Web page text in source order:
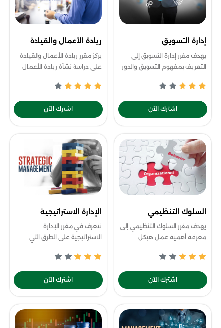
إدارة التسويق
يهدف مقرر إدارة التسويق إلى
التعريف بمفهوم التسويق والدور
والفرق بينه وبين البيع، وأنواع
اشترك الآن
ريادة الأعمال والقيادة
يركز مقرر ريادة الأعمال والقيادة
على دراسة نشأة ريادة الأعمال
الجيدة إلى فرصة تجارية ناجحة،
اشترك الآن
السلوك التنظيمي
يهدف مقرر السلوك التنظيمي إلى
معرفة أهمية عمل هيكل
مسؤولية واختصاص كل مستوى
مهارة الإدارة ااشترك الآن
الإدارة الاستراتيجية
نتعرف في مقرر الإدارة
الاستراتيجية على الطرق التي
ميزتها التنافسية، وكيفية اختيار
اشترك الآن